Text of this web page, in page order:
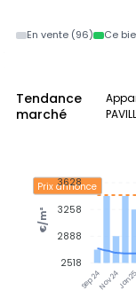
En vente (96) Ce
Tendance
marché
Sep 24Nov 24Jan 25
Prix annonce
3628
3258
2888
2518
€/m²